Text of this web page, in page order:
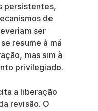
persistentes,
de
ser
resume à má
mas sim à
privilegiado.
a liberação
revisão. O